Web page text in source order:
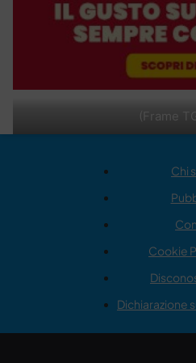
(Frame
Chi
Cookie
Dichiarazione